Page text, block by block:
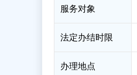
服务对象
法定办结时限
办理地点